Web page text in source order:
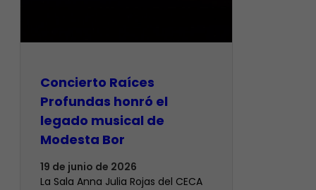
​Concierto Raíces
Profundas honró el
legado musical de
Modesta Bor
19 de junio de 2026
La Sala Anna Julia Rojas del CECA